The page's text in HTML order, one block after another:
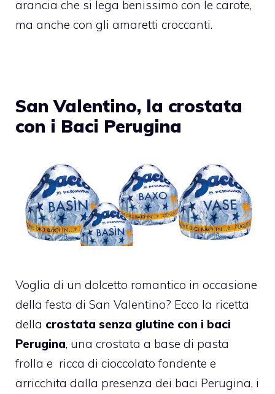
arancia che si lega benissimo con le carote,
ma anche con gli amaretti croccanti.
San Valentino, la crostata
con i Baci Perugina
Voglia di un dolcetto romantico in occasione
della festa di San Valentino? Ecco la ricetta
della crostata senza glutine con i baci
Perugina, una crostata a base di pasta
frolla e ricca di cioccolato fondente e
arricchita dalla presenza dei baci Perugina, i